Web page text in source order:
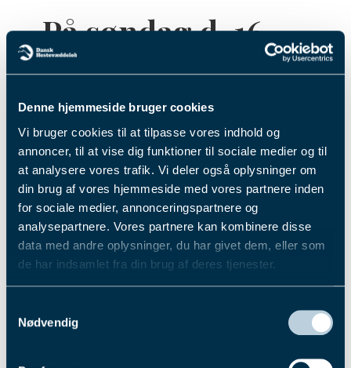
Denne hjemmeside bruger cookies
Vi bruger cookies til at tilpasse vores indhold og
annoncer, til at vise dig funktioner til sociale medier og til
at analysere vores trafik. Vi deler også oplysninger om
din brug af vores hjemmeside med vores partnere inden
for sociale medier, annonceringspartnere og
analysepartnere. Vores partnere kan kombinere disse
data med andre oplysninger, du har givet dem, eller som
de har indsamlet fra din brug af deres tjenester.
personoplysninger i vores privatlivspolitik, som du
Nødvendig
På søndag d. 16.
juni venter der
publikum en helt
særlig oplevelse
på den brede
strand ved
Jammerbugt.
Der er både trav-, monté- og ponyløb
på programmet, når Aalborg
Hesteejerforening i samarbejde med
Jammerbrugt Kommune arrangerer